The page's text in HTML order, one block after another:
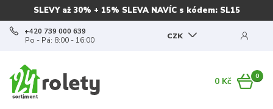
SLEVY až 30% + 15% SLEVA NAVÍC s kódem: SL15
CZK
+420 739 000 639
Po - Pá: 8:00 - 16:00
0
0 Kč